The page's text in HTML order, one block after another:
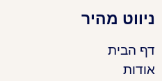
ניווט מהיר
דף הבית
אודות